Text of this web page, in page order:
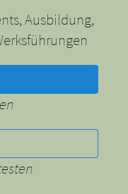
Ausbildung,